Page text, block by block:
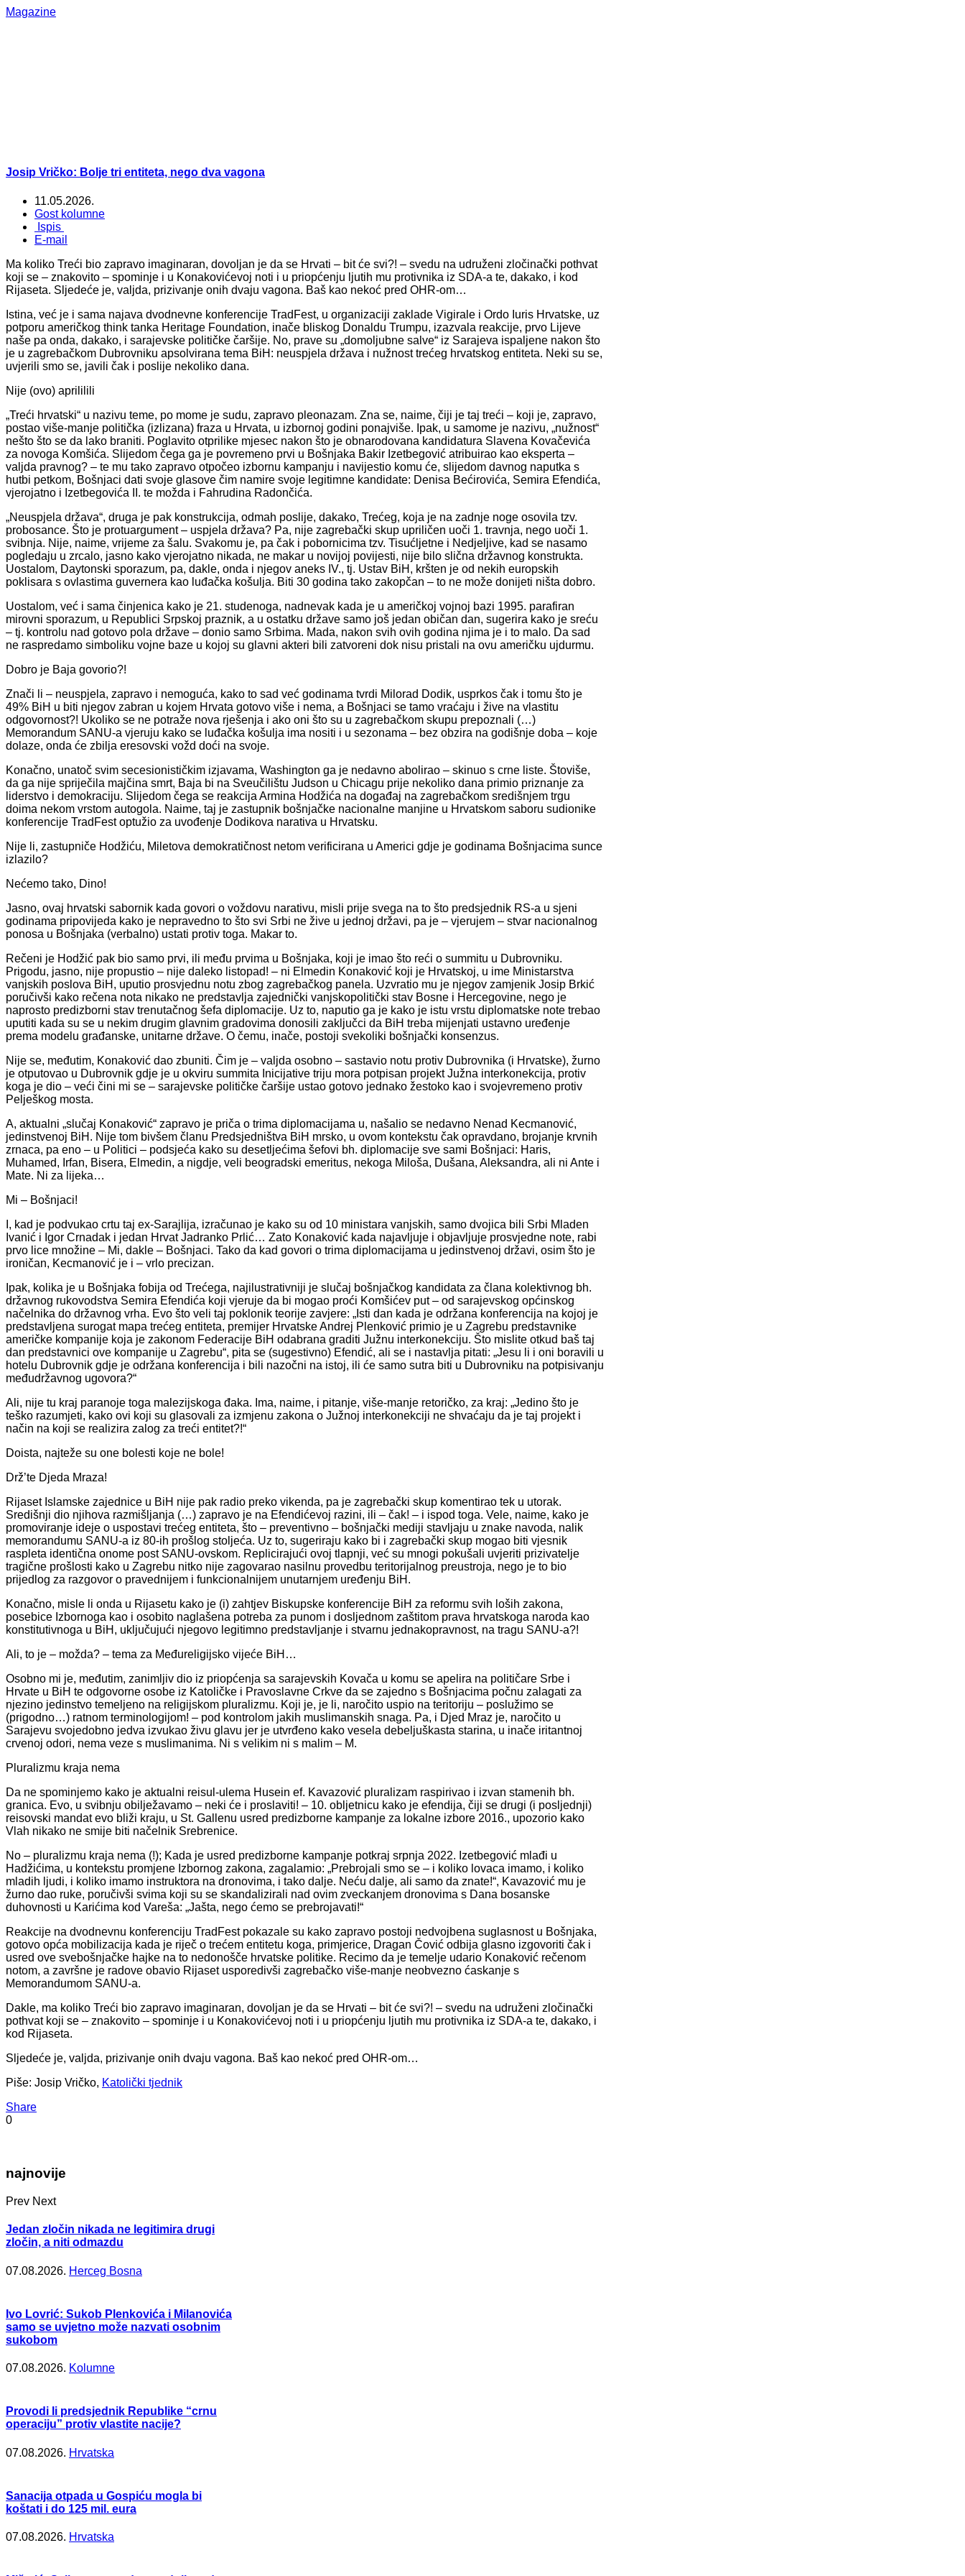
Magazine
Josip Vričko: Bolje tri entiteta, nego dva vagona
11.05.2026.
Gost kolumne
Ispis
E-mail
Ma koliko Treći bio zapravo imaginaran, dovoljan je da se Hrvati – bit će svi?! – svedu na udruženi zločinački pothvat
koji se – znakovito – spominje i u Konakovićevoj noti i u priopćenju ljutih mu protivnika iz SDA-a te, dakako, i kod
Rijaseta. Sljedeće je, valjda, prizivanje onih dvaju vagona. Baš kao nekoć pred OHR-om…
Istina, već je i sama najava dvodnevne konferencije TradFest, u organizaciji zaklade Vigirale i Ordo Iuris Hrvatske, uz
potporu američkog think tanka Heritage Foundation, inače bliskog Donaldu Trumpu, izazvala reakcije, prvo Lijeve
naše pa onda, dakako, i sarajevske političke čaršije. No, prave su „domoljubne salve“ iz Sarajeva ispaljene nakon što
je u zagrebačkom Dubrovniku apsolvirana tema BiH: neuspjela država i nužnost trećeg hrvatskog entiteta. Neki su se,
uvjerili smo se, javili čak i poslije nekoliko dana.
Nije (ovo) aprililili
„Treći hrvatski“ u nazivu teme, po mome je sudu, zapravo pleonazam. Zna se, naime, čiji je taj treći – koji je, zapravo,
postao više-manje politička (izlizana) fraza u Hrvata, u izbornoj godini ponajviše. Ipak, u samome je nazivu, „nužnost“
nešto što se da lako braniti. Poglavito otprilike mjesec nakon što je obnarodovana kandidatura Slavena Kovačevića
za novoga Komšića. Slijedom čega ga je povremeno prvi u Bošnjaka Bakir Izetbegović atribuirao kao eksperta –
valjda pravnog? – te mu tako zapravo otpočeo izbornu kampanju i navijestio komu će, slijedom davnog naputka s
hutbi petkom, Bošnjaci dati svoje glasove čim namire svoje legitimne kandidate: Denisa Bećirovića, Semira Efendića,
vjerojatno i Izetbegovića II. te možda i Fahrudina Radončića.
„Neuspjela država“, druga je pak konstrukcija, odmah poslije, dakako, Trećeg, koja je na zadnje noge osovila tzv.
probosance. Što je protuargument – uspjela država? Pa, nije zagrebački skup upriličen uoči 1. travnja, nego uoči 1.
svibnja. Nije, naime, vrijeme za šalu. Svakomu je, pa čak i pobornicima tzv. Tisućljetne i Nedjeljive, kad se nasamo
pogledaju u zrcalo, jasno kako vjerojatno nikada, ne makar u novijoj povijesti, nije bilo slična državnog konstrukta.
Uostalom, Daytonski sporazum, pa, dakle, onda i njegov aneks IV., tj. Ustav BiH, kršten je od nekih europskih
poklisara s ovlastima guvernera kao luđačka košulja. Biti 30 godina tako zakopčan – to ne može donijeti ništa dobro.
Uostalom, već i sama činjenica kako je 21. studenoga, nadnevak kada je u američkoj vojnoj bazi 1995. parafiran
mirovni sporazum, u Republici Srpskoj praznik, a u ostatku države samo još jedan običan dan, sugerira kako je sreću
– tj. kontrolu nad gotovo pola države – donio samo Srbima. Mada, nakon svih ovih godina njima je i to malo. Da sad
ne raspredamo simboliku vojne baze u kojoj su glavni akteri bili zatvoreni dok nisu pristali na ovu američku ujdurmu.
Dobro je Baja govorio?!
Znači li – neuspjela, zapravo i nemoguća, kako to sad već godinama tvrdi Milorad Dodik, usprkos čak i tomu što je
49% BiH u biti njegov zabran u kojem Hrvata gotovo više i nema, a Bošnjaci se tamo vraćaju i žive na vlastitu
odgovornost?! Ukoliko se ne potraže nova rješenja i ako oni što su u zagrebačkom skupu prepoznali (…)
Memorandum SANU-a vjeruju kako se luđačka košulja ima nositi i u sezonama – bez obzira na godišnje doba – koje
dolaze, onda će zbilja eresovski vožd doći na svoje.
Konačno, unatoč svim secesionističkim izjavama, Washington ga je nedavno abolirao – skinuo s crne liste. Štoviše,
da ga nije spriječila majčina smrt, Baja bi na Sveučilištu Judson u Chicagu prije nekoliko dana primio priznanje za
liderstvo i demokraciju. Slijedom čega se reakcija Armina Hodžića na događaj na zagrebačkom središnjem trgu
doima nekom vrstom autogola. Naime, taj je zastupnik bošnjačke nacionalne manjine u Hrvatskom saboru sudionike
konferencije TradFest optužio za uvođenje Dodikova narativa u Hrvatsku.
Nije li, zastupniče Hodžiću, Miletova demokratičnost netom verificirana u Americi gdje je godinama Bošnjacima sunce
izlazilo?
Nećemo tako, Dino!
Jasno, ovaj hrvatski sabornik kada govori o voždovu narativu, misli prije svega na to što predsjednik RS-a u sjeni
godinama pripovijeda kako je nepravedno to što svi Srbi ne žive u jednoj državi, pa je – vjerujem – stvar nacionalnog
ponosa u Bošnjaka (verbalno) ustati protiv toga. Makar to.
Rečeni je Hodžić pak bio samo prvi, ili među prvima u Bošnjaka, koji je imao što reći o summitu u Dubrovniku.
Prigodu, jasno, nije propustio – nije daleko listopad! – ni Elmedin Konaković koji je Hrvatskoj, u ime Ministarstva
vanjskih poslova BiH, uputio prosvjednu notu zbog zagrebačkog panela. Uzvratio mu je njegov zamjenik Josip Brkić
poručivši kako rečena nota nikako ne predstavlja zajednički vanjskopolitički stav Bosne i Hercegovine, nego je
naprosto predizborni stav trenutačnog šefa diplomacije. Uz to, naputio ga je kako je istu vrstu diplomatske note trebao
uputiti kada su se u nekim drugim glavnim gradovima donosili zaključci da BiH treba mijenjati ustavno uređenje
prema modelu građanske, unitarne države. O čemu, inače, postoji svekoliki bošnjački konsenzus.
Nije se, međutim, Konaković dao zbuniti. Čim je – valjda osobno – sastavio notu protiv Dubrovnika (i Hrvatske), žurno
je otputovao u Dubrovnik gdje je u okviru summita Inicijative triju mora potpisan projekt Južna interkonekcija, protiv
koga je dio – veći čini mi se – sarajevske političke čaršije ustao gotovo jednako žestoko kao i svojevremeno protiv
Pelješkog mosta.
A, aktualni „slučaj Konaković“ zapravo je priča o trima diplomacijama u, našalio se nedavno Nenad Kecmanović,
jedinstvenoj BiH. Nije tom bivšem članu Predsjedništva BiH mrsko, u ovom kontekstu čak opravdano, brojanje krvnih
zrnaca, pa eno – u Politici – podsjeća kako su desetljećima šefovi bh. diplomacije sve sami Bošnjaci: Haris,
Muhamed, Irfan, Bisera, Elmedin, a nigdje, veli beogradski emeritus, nekoga Miloša, Dušana, Aleksandra, ali ni Ante i
Mate. Ni za lijeka…
Mi – Bošnjaci!
I, kad je podvukao crtu taj ex-Sarajlija, izračunao je kako su od 10 ministara vanjskih, samo dvojica bili Srbi Mladen
Ivanić i Igor Crnadak i jedan Hrvat Jadranko Prlić… Zato Konaković kada najavljuje i objavljuje prosvjedne note, rabi
prvo lice množine – Mi, dakle – Bošnjaci. Tako da kad govori o trima diplomacijama u jedinstvenoj državi, osim što je
ironičan, Kecmanović je i – vrlo precizan.
Ipak, kolika je u Bošnjaka fobija od Trećega, najilustrativniji je slučaj bošnjačkog kandidata za člana kolektivnog bh.
državnog rukovodstva Semira Efendića koji vjeruje da bi mogao proći Komšićev put – od sarajevskog općinskog
načelnika do državnog vrha. Evo što veli taj poklonik teorije zavjere: „Isti dan kada je održana konferencija na kojoj je
predstavljena surogat mapa trećeg entiteta, premijer Hrvatske Andrej Plenković primio je u Zagrebu predstavnike
američke kompanije koja je zakonom Federacije BiH odabrana graditi Južnu interkonekciju. Što mislite otkud baš taj
dan predstavnici ove kompanije u Zagrebu“, pita se (sugestivno) Efendić, ali se i nastavlja pitati: „Jesu li i oni boravili u
hotelu Dubrovnik gdje je održana konferencija i bili nazočni na istoj, ili će samo sutra biti u Dubrovniku na potpisivanju
međudržavnog ugovora?“
Ali, nije tu kraj paranoje toga malezijskoga đaka. Ima, naime, i pitanje, više-manje retoričko, za kraj: „Jedino što je
teško razumjeti, kako ovi koji su glasovali za izmjenu zakona o Južnoj interkonekciji ne shvaćaju da je taj projekt i
način na koji se realizira zalog za treći entitet?!“
Doista, najteže su one bolesti koje ne bole!
Drž’te Djeda Mraza!
Rijaset Islamske zajednice u BiH nije pak radio preko vikenda, pa je zagrebački skup komentirao tek u utorak.
Središnji dio njihova razmišljanja (…) zapravo je na Efendićevoj razini, ili – čak! – i ispod toga. Vele, naime, kako je
promoviranje ideje o uspostavi trećeg entiteta, što – preventivno – bošnjački mediji stavljaju u znake navoda, nalik
memorandumu SANU-a iz 80-ih prošlog stoljeća. Uz to, sugeriraju kako bi i zagrebački skup mogao biti vjesnik
raspleta identična onome post SANU-ovskom. Replicirajući ovoj tlapnji, već su mnogi pokušali uvjeriti prizivatelje
tragične prošlosti kako u Zagrebu nitko nije zagovarao nasilnu provedbu teritorijalnog preustroja, nego je to bio
prijedlog za razgovor o pravednijem i funkcionalnijem unutarnjem uređenju BiH.
Konačno, misle li onda u Rijasetu kako je (i) zahtjev Biskupske konferencije BiH za reformu svih loših zakona,
posebice Izbornoga kao i osobito naglašena potreba za punom i dosljednom zaštitom prava hrvatskoga naroda kao
konstitutivnoga u BiH, uključujući njegovo legitimno predstavljanje i stvarnu jednakopravnost, na tragu SANU-a?!
Ali, to je – možda? – tema za Međureligijsko vijeće BiH…
Osobno mi je, međutim, zanimljiv dio iz priopćenja sa sarajevskih Kovača u komu se apelira na političare Srbe i
Hrvate u BiH te odgovorne osobe iz Katoličke i Pravoslavne Crkve da se zajedno s Bošnjacima počnu zalagati za
njezino jedinstvo temeljeno na religijskom pluralizmu. Koji je, je li, naročito uspio na teritoriju – poslužimo se
(prigodno…) ratnom terminologijom! – pod kontrolom jakih muslimanskih snaga. Pa, i Djed Mraz je, naročito u
Sarajevu svojedobno jedva izvukao živu glavu jer je utvrđeno kako vesela debeljuškasta starina, u inače iritantnoj
crvenoj odori, nema veze s muslimanima. Ni s velikim ni s malim – M.
Pluralizmu kraja nema
Da ne spominjemo kako je aktualni reisul-ulema Husein ef. Kavazović pluralizam raspirivao i izvan stamenih bh.
granica. Evo, u svibnju obilježavamo – neki će i proslaviti! – 10. obljetnicu kako je efendija, čiji se drugi (i posljednji)
reisovski mandat evo bliži kraju, u St. Gallenu usred predizborne kampanje za lokalne izbore 2016., upozorio kako
Vlah nikako ne smije biti načelnik Srebrenice.
No – pluralizmu kraja nema (!); Kada je usred predizborne kampanje potkraj srpnja 2022. Izetbegović mlađi u
Hadžićima, u kontekstu promjene Izbornog zakona, zagalamio: „Prebrojali smo se – i koliko lovaca imamo, i koliko
mladih ljudi, i koliko imamo instruktora na dronovima, i tako dalje. Neću dalje, ali samo da znate!“, Kavazović mu je
žurno dao ruke, poručivši svima koji su se skandalizirali nad ovim zveckanjem dronovima s Dana bosanske
duhovnosti u Karićima kod Vareša: „Jašta, nego ćemo se prebrojavati!“
Reakcije na dvodnevnu konferenciju TradFest pokazale su kako zapravo postoji nedvojbena suglasnost u Bošnjaka,
gotovo opća mobilizacija kada je riječ o trećem entitetu koga, primjerice, Dragan Čović odbija glasno izgovoriti čak i
usred ove svebošnjačke hajke na to nedonošče hrvatske politike. Recimo da je temelje udario Konaković rečenom
notom, a završne je radove obavio Rijaset usporedivši zagrebačko više-manje neobvezno ćaskanje s
Memorandumom SANU-a.
Dakle, ma koliko Treći bio zapravo imaginaran, dovoljan je da se Hrvati – bit će svi?! – svedu na udruženi zločinački
pothvat koji se – znakovito – spominje i u Konakovićevoj noti i u priopćenju ljutih mu protivnika iz SDA-a te, dakako, i
kod Rijaseta.
Sljedeće je, valjda, prizivanje onih dvaju vagona. Baš kao nekoć pred OHR-om…
Piše: Josip Vričko, Katolički tjednik
Share
0
najnovije
Prev Next
Jedan zločin nikada ne legitimira drugi
zločin, a niti odmazdu
07.08.2026. Herceg Bosna
Ivo Lovrić: Sukob Plenkovića i Milanovića
samo se uvjetno može nazvati osobnim
sukobom
07.08.2026. Kolumne
Provodi li predsjednik Republike “crnu
operaciju” protiv vlastite nacije?
07.08.2026. Hrvatska
Sanacija otpada u Gospiću mogla bi
koštati i do 125 mil. eura
07.08.2026. Hrvatska